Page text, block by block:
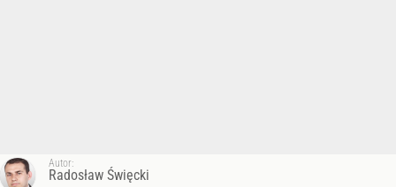
Autor:
Radosław Święcki